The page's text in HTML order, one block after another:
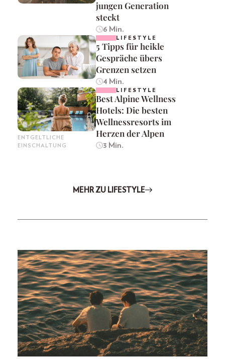
jungen Generation
steckt
6 Min.
LIFESTYLE
5 Tipps für heikle
Gespräche übers
Grenzen setzen
4 Min.
ENTGELTLICHE
EINSCHALTUNG
LIFESTYLE
Best Alpine Wellness
Hotels: Die besten
Wellnessresorts im
Herzen der Alpen
3 Min.
MEHR ZU LIFESTYLE